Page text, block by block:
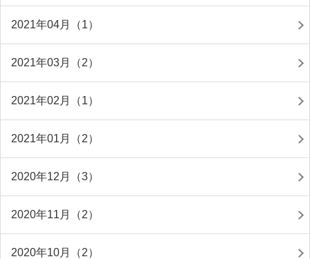
2021年04月（1）
2021年03月（2）
2021年02月（1）
2021年01月（2）
2020年12月（3）
2020年11月（2）
2020年10月（2）